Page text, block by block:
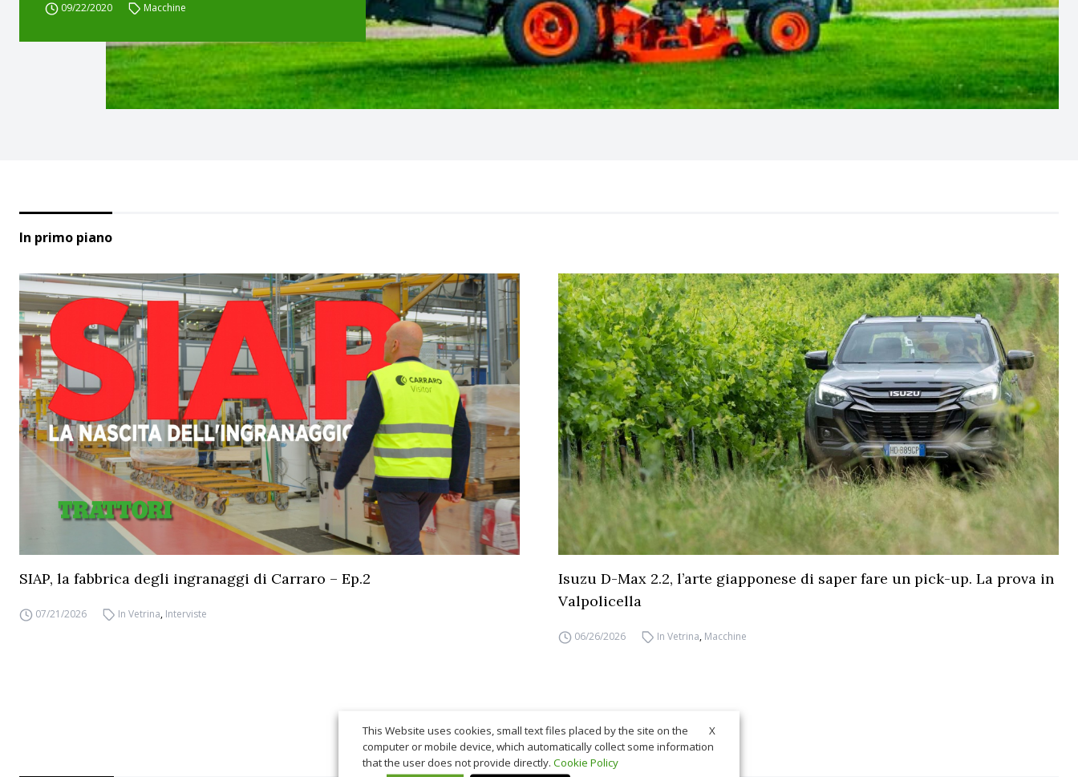
09/22/2020 Macchine
In primo piano
SIAP, la fabbrica degli ingranaggi di Carraro – Ep.2
07/21/2026 In Vetrina, Interviste
Isuzu D-Max 2.2, l’arte giapponese di saper fare un pick-up. La prova in
Valpolicella
06/26/2026 In Vetrina, Macchine
X
This Website uses cookies, small text files placed by the site on the
computer or mobile device, which automatically collect some information
that the user does not provide directly. Cookie Policy